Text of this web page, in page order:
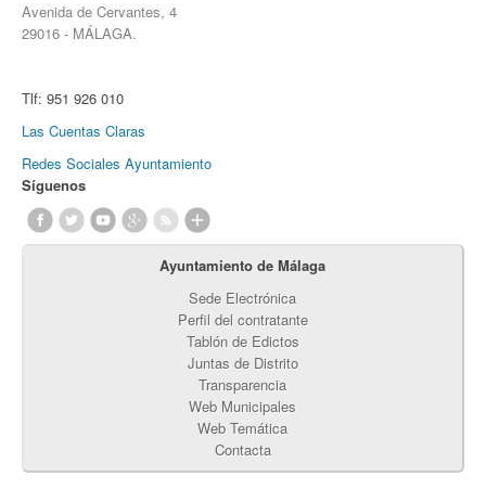
Avenida de Cervantes, 4
29016 - MÁLAGA.
Tlf: 951 926 010
Las Cuentas Claras
Redes Sociales Ayuntamiento
Síguenos
Ayuntamiento de Málaga
Sede Electrónica
Perfil del contratante
Tablón de Edictos
Juntas de Distrito
Transparencia
Web Municipales
Web Temática
Contacta